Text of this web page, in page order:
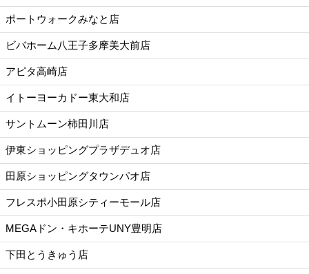
ポートウォークみなと店
ビバホーム八王子多摩美大前店
アピタ高崎店
イトーヨーカドー東大和店
サントムーン柿田川店
伊東ショッピングプラザデュオ店
田原ショッピングタウンパオ店
フレスポ小田原シティーモール店
MEGAドン・キホーテUNY豊明店
下田とうきゅう店